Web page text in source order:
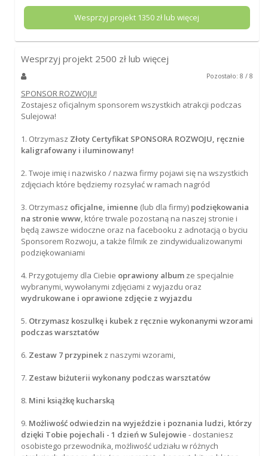
Wesprzyj projekt 1350 zł lub więcej
Wesprzyj projekt 2500 zł lub więcej
Pozostało: 8 / 8
SPONSOR ROZWOJU!
Zostajesz oficjalnym sponsorem wszystkich atrakcji podczas
Sulejowa!
1. Otrzymasz Złoty Certyfikat SPONSORA ROZWOJU, ręcznie
kaligrafowany i iluminowany!
2. Twoje imię i nazwisko / nazwa firmy pojawi się na wszystkich
zdjęciach które będziemy rozsyłać w ramach nagród
3. Otrzymasz oficjalne, imienne (lub dla firmy) podziękowania
na stronie www, które trwale pozostaną na naszej stronie i
będą zawsze widoczne oraz na facebooku z adnotacją o byciu
Sponsorem Rozwoju, a także filmik ze zindywidualizowanymi
podziękowaniami
4. Przygotujemy dla Ciebie oprawiony albumze specjalnie
wybranymi, wywołanymi zdjęciami z wyjazdu oraz
wydrukowane i oprawione zdjęcie z wyjazdu
5. Otrzymasz koszulkę i kubek z ręcznie wykonanymi wzorami
podczas warsztatów
6. Zestaw 7 przypinekz naszymi wzorami,
7. Zestaw biżuterii wykonany podczas warsztatów
8. Mini książkę kucharską
9. Możliwość odwiedzin na wyjeździe i poznania ludzi, którzy
dzięki Tobie pojechali - 1 dzień w Sulejowie - dostaniesz
osobistego przewodnika, możliwość udziału w różnych